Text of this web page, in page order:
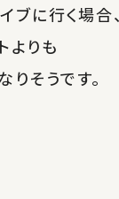
ブに行く場合、
よりも
そうです。